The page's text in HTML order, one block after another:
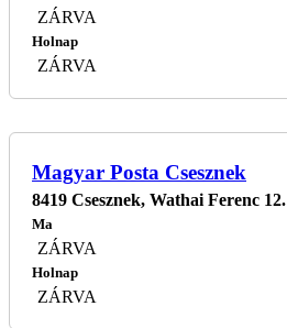
ZÁRVA
Holnap
ZÁRVA
Magyar Posta Csesznek
8419 Csesznek, Wathai Ferenc 12.
Ma
ZÁRVA
Holnap
ZÁRVA